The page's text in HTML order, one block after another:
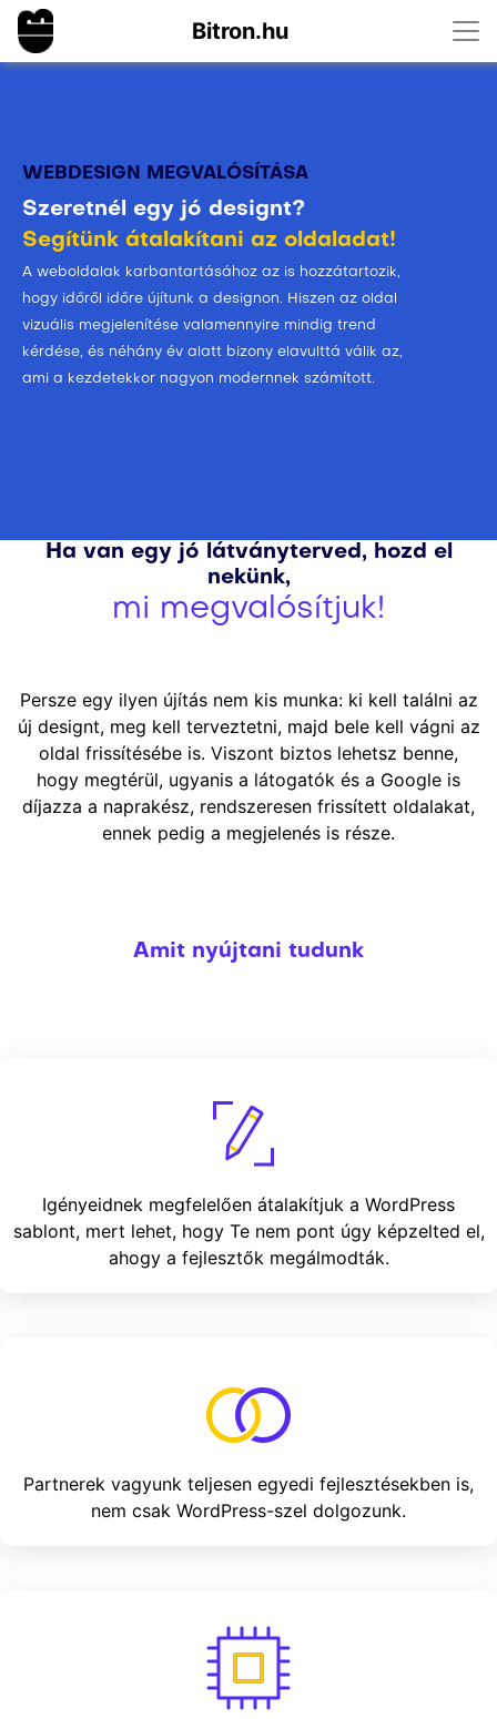
Bitron.hu
WEBDESIGN MEGVALÓSÍTÁSA
Szeretnél egy jó designt?
Segítünk átalakítani az oldaladat!
A weboldalak karbantartásához az is hozzátartozik,
hogy időről időre újítunk a designon. Hiszen az oldal
vizuális megjelenítése valamennyire mindig trend
kérdése, és néhány év alatt bizony elavulttá válik az,
ami a kezdetekkor nagyon modernnek számított.
Ha van egy jó látványterved, hozd el
nekünk,
mi megvalósítjuk!
Persze egy ilyen újítás nem kis munka: ki kell találni az
új designt, meg kell terveztetni, majd bele kell vágni az
oldal frissítésébe is. Viszont biztos lehetsz benne,
hogy megtérül, ugyanis a látogatók és a Google is
díjazza a naprakész, rendszeresen frissített oldalakat,
ennek pedig a megjelenés is része.
Amit nyújtani tudunk
Igényeidnek megfelelően átalakítjuk a WordPress
sablont, mert lehet, hogy Te nem pont úgy képzelted el,
ahogy a fejlesztők megálmodták.
Partnerek vagyunk teljesen egyedi fejlesztésekben is,
nem csak WordPress-szel dolgozunk.